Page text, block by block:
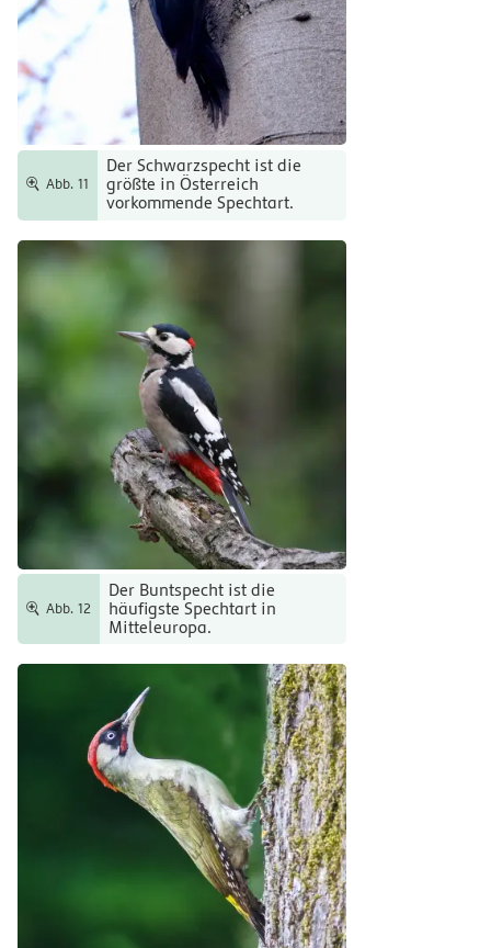
Abb. 11
Der Schwarzspecht ist die
größte in Österreich
vorkommende Spechtart.
Abb. 12
Der Buntspecht ist die
häufigste Spechtart in
Mitteleuropa.